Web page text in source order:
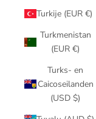
Turkije (EUR €)
Turkmenistan
(EUR €)
Turks- en
Caicoseilanden
(USD $)